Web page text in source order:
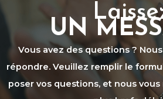
UN
Vous avez des questions ?
répondre. Veuillez remplir le
poser vos questions, et nous